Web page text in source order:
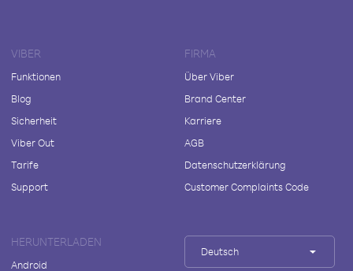
VIBER
Funktionen
Blog
Sicherheit
Viber Out
Tarife
Support
FIRMA
Über Viber
Brand Center
Karriere
AGB
Datenschutzerklärung
Customer Complaints Code
HERUNTERLADEN
Android
Deutsch